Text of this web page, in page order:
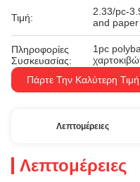
Τιμή:
2.33/pc-
and
Πληροφορίες
Συσκευασίας:
1pc
Όροι Πληρωμής: Western
Πάρτε Την Καλύτερη Τιμή
Λεπτομέρειες
Λεπτομέρειες